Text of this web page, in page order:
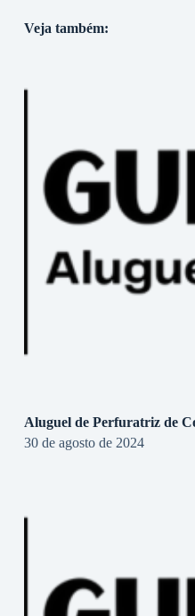
Veja também:
Aluguel de Perfuratriz de
30 de agosto de 2024